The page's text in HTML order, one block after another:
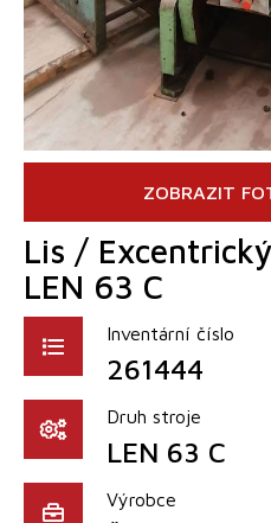
Lis /
LEN 63 C
Inventární číslo
261444
Druh stroje
LEN 63 C
Výrobce